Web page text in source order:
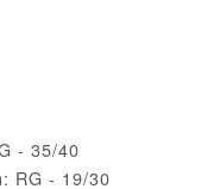
- 35/40
RG - 19/30